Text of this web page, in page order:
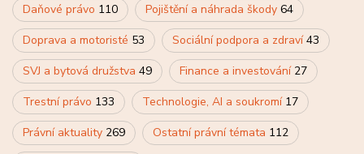
Daňové právo 110 Pojištění a náhrada škody 64
Doprava a motoristé 53 Sociální podpora a zdraví43
SVJ a bytová družstva 49 Finance a investování 27
Trestní právo 133 Technologie, AI a soukromí 17
Právní aktuality 269 Ostatní právní témata 112